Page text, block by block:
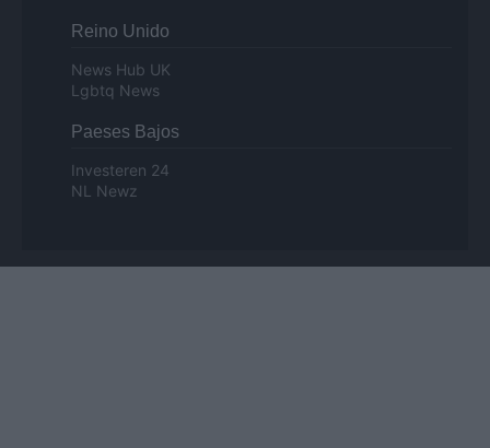
Reino Unido
News Hub UK
Lgbtq News
Paeses Bajos
Investeren 24
NL Newz